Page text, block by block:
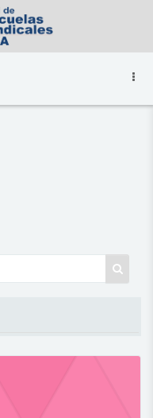
Buscar